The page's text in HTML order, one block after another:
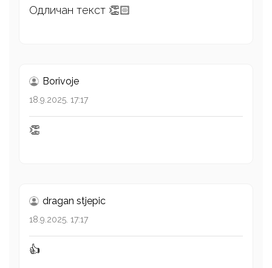
Одличан текст 👏🏻
Borivoje
18.9.2025. 17:17
👏
dragan stjepic
18.9.2025. 17:17
👍